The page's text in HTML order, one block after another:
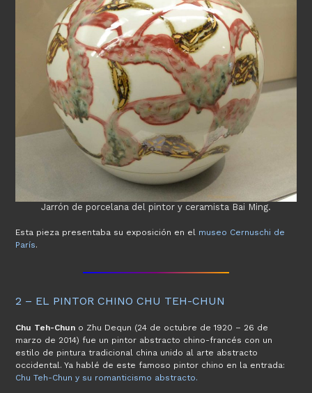
Jarrón de porcelana del pintor y ceramista Bai Ming.
Esta pieza presentaba su exposición en el museo Cernuschi de
París.
2 – EL PINTOR CHINO CHU TEH-CHUN
Chu Teh-Chun o Zhu Dequn (24 de octubre de 1920 – 26 de
marzo de 2014) fue un pintor abstracto chino-francés con un
estilo de pintura tradicional china unido al arte abstracto
occidental. Ya hablé de este famoso pintor chino en la entrada:
Chu Teh-Chun y su romanticismo abstracto.